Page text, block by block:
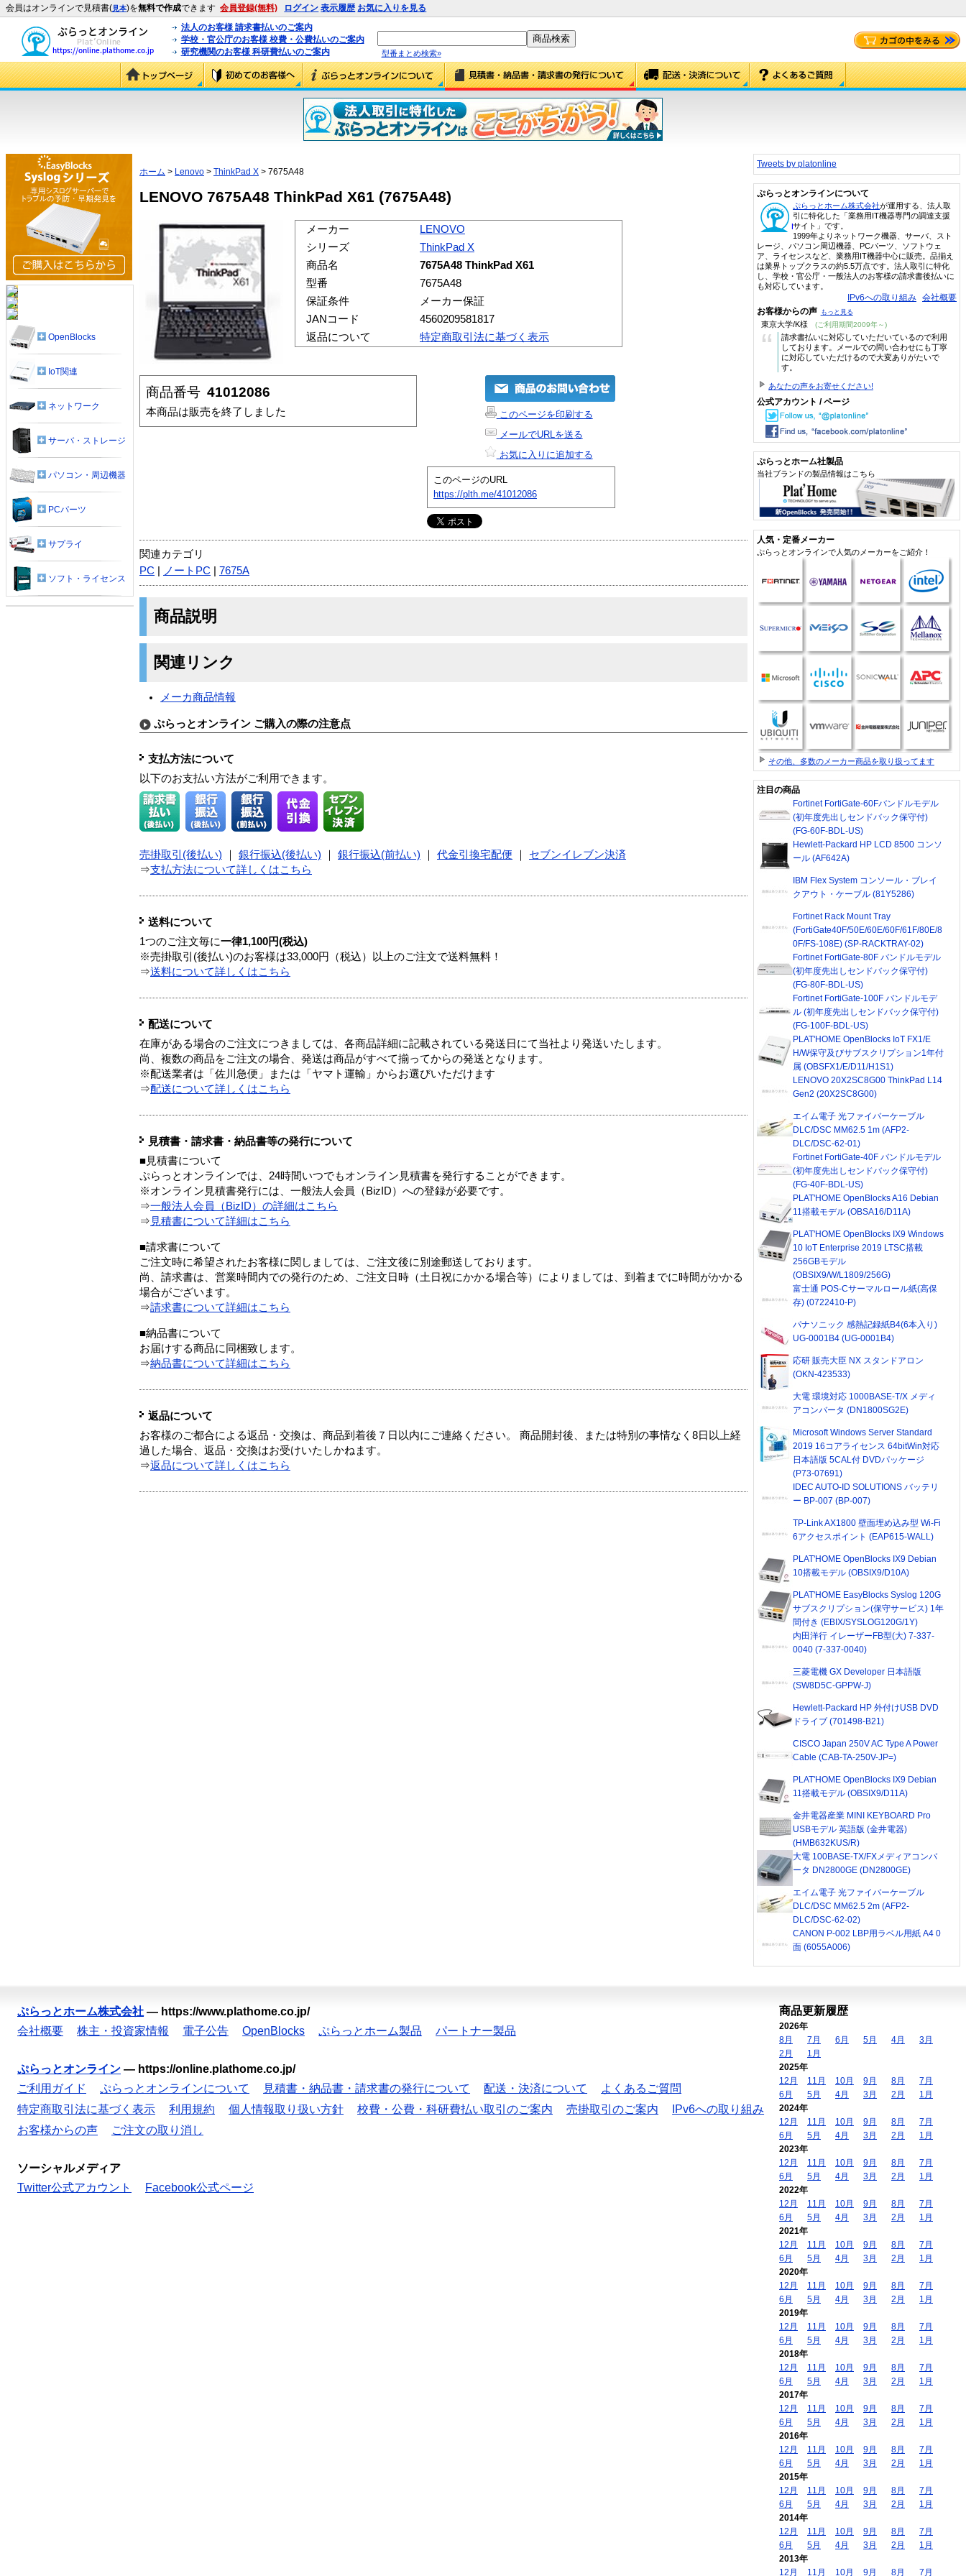
会員はオンラインで見積書(見本)を無料で作成できます 会員登録(無料) ログイン 表示履歴 お気に入りを見る
法人のお客様 請求書払いのご案内
学校・官公庁のお客様 校費・公費払いのご案内
研究機関のお客様 科研費払いのご案内
型番まとめ検索»
ホーム > Lenovo > ThinkPad X > 7675A48
LENOVO 7675A48 ThinkPad X61 (7675A48)
メーカー
LENOVO
シリーズ
ThinkPad X
商品名
7675A48 ThinkPad X61
型番
7675A48
保証条件
メーカー保証
JANコード
4560209581817
返品について
特定商取引法に基づく表示
商品番号 41012086
本商品は販売を終了しました
このページを印刷する
メールでURLを送る
お気に入りに追加する
このページのURL
https://plth.me/41012086
関連カテゴリ
PC
ノートPC 7675A
商品説明
関連リンク
メーカ商品情報
ぷらっとオンライン ご購入の際の注意点
支払方法について
以下のお支払い方法がご利用できます。
売掛取引(後払い) 銀行振込(後払い) 銀行振込(前払い) 代金引換宅配便
セブンイレブン決済
⇒支払方法について詳しくはこちら
送料について
1つのご注文毎に一律1,100円(税込)
※売掛取引(後払い)のお客様は33,000円（税込）以上のご注文で送料無料！
⇒送料について詳しくはこちら
配送について
在庫がある場合のご注文につきましては、各商品詳細に記載されている発送日にて当社より発送いたします。
尚、複数の商品をご注文の場合、発送は商品がすべて揃ってからの発送となります。
※配送業者は「佐川急便」または「ヤマト運輸」からお選びいただけます
⇒配送について詳しくはこちら
見積書・請求書・納品書等の発行について
■見積書について
ぷらっとオンラインでは、24時間いつでもオンライン見積書を発行することができます。
※オンライン見積書発行には、一般法人会員（BizID）への登録が必要です。
⇒一般法人会員（BizID）の詳細はこちら
⇒ 見積書について詳細はこちら
■請求書について
ご注文時に希望されたお客様に関しましては、ご注文後に別途郵送しております。
尚、請求書は、営業時間内での発行のため、ご注文日時（土日祝にかかる場合等）によりましては、到着までに時間がかかる
場合がございます。
⇒請求書について詳細はこちら
■納品書について
お届けする商品に同梱致します。
⇒納品書について詳細はこちら
返品について
お客様のご都合による返品・交換は、商品到着後７日以内にご連絡ください。 商品開封後、または特別の事情なく8日以上経
過した場合、返品・交換はお受けいたしかねます。
⇒返品について詳しくはこちら
OpenBlocks
IoT関連
ネットワーク
サーバ・ストレージ
パソコン・周辺機器
PCパーツ
サプライ
ソフト・ライセンス
Tweets by platonline
ぷらっとオンラインについて
ぷらっとホーム株式会社が運用する、法人取
引に特化した「業務用IT機器専門の調達支援
サイト」です。
1999年よりネットワーク機器、サーバ、スト
レージ、パソコン周辺機器、PCパーツ、ソフトウェ
ア、ライセンスなど、業務用IT機器中心に販売。品揃え
は業界トップクラスの約5.5万点です。法人取引に特化
し、学校・官公庁・一般法人のお客様の請求書後払いに
も対応しています。
IPv6への取り組み 会社概要
お客様からの声 もっと見る
東京大学/K様 (ご利用期間2009年～)
“
請求書払いに対応していただいているので利用
しております。メールでの問い合わせにも丁寧
に対応していただけるので大変ありがたいで
す。
あなたの声をお寄せください!
公式アカウント / ページ
ぷらっとホーム社製品
当社ブランドの製品情報はこちら
人気・定番メーカー
ぷらっとオンラインで人気のメーカーをご紹介！
その他、多数のメーカー商品を取り扱ってます
注目の商品
Fortinet FortiGate-60Fバンドルモデル
(初年度先出しセンドバック保守付)
(FG-60F-BDL-US)
Hewlett-Packard HP LCD 8500 コンソ
ール (AF642A)
IBM Flex System コンソール・ブレイ
クアウト・ケーブル (81Y5286)
Fortinet Rack Mount Tray
(FortiGate40F/50E/60E/60F/61F/80E/8
0F/FS-108E) (SP-RACKTRAY-02)
Fortinet FortiGate-80F バンドルモデル
(初年度先出しセンドバック保守付)
(FG-80F-BDL-US)
Fortinet FortiGate-100F バンドルモデ
ル (初年度先出しセンドバック保守付)
(FG-100F-BDL-US)
PLAT'HOME OpenBlocks IoT FX1/E
H/W保守及びサブスクリプション1年付
属 (OBSFX1/E/D11/H1S1)
LENOVO 20X2SC8G00 ThinkPad L14
Gen2 (20X2SC8G00)
エイム電子 光ファイバーケーブル
DLC/DSC MM62.5 1m (AFP2-
DLC/DSC-62-01)
Fortinet FortiGate-40F バンドルモデル
(初年度先出しセンドバック保守付)
(FG-40F-BDL-US)
PLAT'HOME OpenBlocks A16 Debian
11搭載モデル (OBSA16/D11A)
PLAT'HOME OpenBlocks IX9 Windows
10 IoT Enterprise 2019 LTSC搭載
256GBモデル
(OBSIX9/W/L1809/256G)
富士通 POS-Cサーマルロール紙(高保
存) (0722410-P)
パナソニック 感熱記録紙B4(6本入り)
UG-0001B4 (UG-0001B4)
応研 販売大臣 NX スタンドアロン
(OKN-423533)
大電 環境対応 1000BASE-T/X メディ
アコンバータ (DN1800SG2E)
Microsoft Windows Server Standard
2019 16コアライセンス 64bitWin対応
日本語版 5CAL付 DVDパッケージ
(P73-07691)
IDEC AUTO-ID SOLUTIONS バッテリ
ー BP-007 (BP-007)
TP-Link AX1800 壁面埋め込み型 Wi-Fi
6アクセスポイント (EAP615-WALL)
PLAT'HOME OpenBlocks IX9 Debian
10搭載モデル (OBSIX9/D10A)
PLAT'HOME EasyBlocks Syslog 120G
サブスクリプション(保守サービス) 1年
間付き (EBIX/SYSLOG120G/1Y)
内田洋行 イレーザーFB型(大) 7-337-
0040 (7-337-0040)
三菱電機 GX Developer 日本語版
(SW8D5C-GPPW-J)
Hewlett-Packard HP 外付けUSB DVD
ドライブ (701498-B21)
CISCO Japan 250V AC Type A Power
Cable (CAB-TA-250V-JP=)
PLAT'HOME OpenBlocks IX9 Debian
11搭載モデル (OBSIX9/D11A)
金井電器産業 MINI KEYBOARD Pro
USBモデル 英語版 (金井電器)
(HMB632KUS/R)
大電 100BASE-TX/FXメディアコンバ
ータ DN2800GE (DN2800GE)
エイム電子 光ファイバーケーブル
DLC/DSC MM62.5 2m (AFP2-
DLC/DSC-62-02)
CANON P-002 LBP用ラベル用紙 A4 0
面 (6055A006)
ぷらっとホーム株式会社 — https://www.plathome.co.jp/
会社概要
株主・投資家情報 電子公告 OpenBlocks ぷらっとホーム製品 パートナー製品
ぷらっとオンライン — https://online.plathome.co.jp/
ご利用ガイド
ぷらっとオンラインについて 見積書・納品書・請求書の発行について 配送・決済について
よくあるご質問
特定商取引法に基づく表示
利用規約 個人情報取り扱い方針 校費・公費・科研費払い取引のご案内 売掛取引のご案内
IPv6への取り組み
お客様からの声
ご注文の取り消し
ソーシャルメディア
Twitter公式アカウント
Facebook公式ページ
商品更新履歴
2026年
8月
7月 6月 5月 4月
3月
2月
1月
2025年
12月
11月 10月 9月 8月
7月
6月
5月 4月 3月 2月
1月
2024年
12月
11月 10月 9月 8月
7月
6月
5月 4月 3月 2月
1月
2023年
12月
11月 10月 9月 8月
7月
6月
5月 4月 3月 2月
1月
2022年
12月
11月 10月 9月 8月
7月
6月
5月 4月 3月 2月
1月
2021年
12月
11月 10月 9月 8月
7月
6月
5月 4月 3月 2月
1月
2020年
12月
11月 10月 9月 8月
7月
6月
5月 4月 3月 2月
1月
2019年
12月
11月 10月 9月 8月
7月
6月
5月 4月 3月 2月
1月
2018年
12月
11月 10月 9月 8月
7月
6月
5月 4月 3月 2月
1月
2017年
12月
11月 10月 9月 8月
7月
6月
5月 4月 3月 2月
1月
2016年
12月
11月 10月 9月 8月
7月
6月
5月 4月 3月 2月
1月
2015年
12月
11月 10月 9月 8月
7月
6月
5月 4月 3月 2月
1月
2014年
12月
11月 10月 9月 8月
7月
6月
5月 4月 3月 2月
1月
2013年
12月
11月 10月 9月 8月 7月